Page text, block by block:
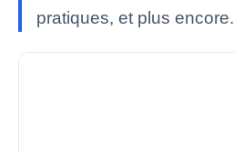
pratiques, et plus encore.